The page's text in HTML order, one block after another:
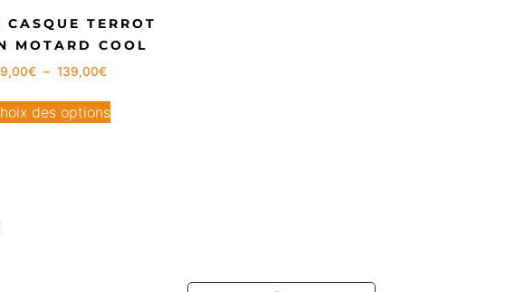
CASQUE TERROT
MOTARD COOL
€ – 139,00€
des options